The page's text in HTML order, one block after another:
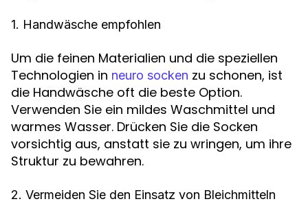
1. Handwäsche empfohlen
Um die feinen Materialien und die speziellen
Technologien in neuro socken zu schonen, ist
die Handwäsche oft die beste Option.
Verwenden Sie ein mildes Waschmittel und
warmes Wasser. Drücken Sie die Socken
vorsichtig aus, anstatt sie zu wringen, um ihre
Struktur zu bewahren.
2. Vermeiden Sie den Einsatz von Bleichmitteln